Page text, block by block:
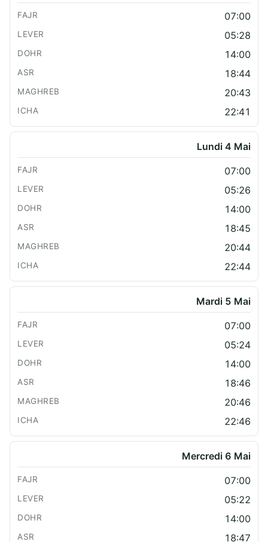
07:00
05:28
14:00
18:44
20:43
22:41
Lundi 4 Mai
07:00
05:26
14:00
18:45
20:44
22:44
Mardi 5 Mai
07:00
05:24
14:00
18:46
20:46
22:46
Mercredi 6 Mai
07:00
05:22
14:00
18:47